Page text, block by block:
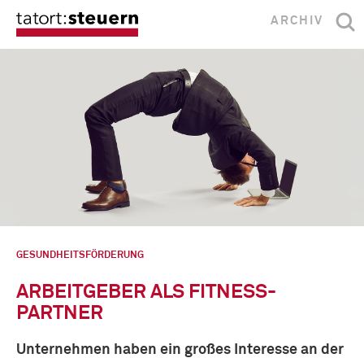
ARCHIV
GESUNDHEITSFÖRDERUNG
ARBEITGEBER ALS FITNESS-
PARTNER
Unternehmen haben ein großes Interesse an der